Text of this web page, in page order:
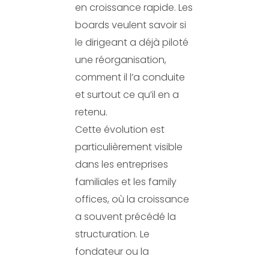
en croissance rapide. Les
boards veulent savoir si
le dirigeant a déjà piloté
une réorganisation,
comment il l’a conduite
et surtout ce qu’il en a
retenu.
Cette évolution est
particulièrement visible
dans les entreprises
familiales et les family
offices, où la croissance
a souvent précédé la
structuration. Le
fondateur ou la